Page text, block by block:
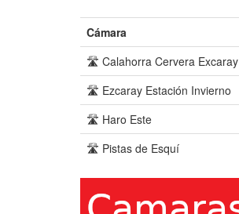
Cámara
🛣️ Calahorra Cervera Excaray
🛣️ Ezcaray Estación Invierno
🛣️ Haro Este
🛣️ Pistas de Esquí